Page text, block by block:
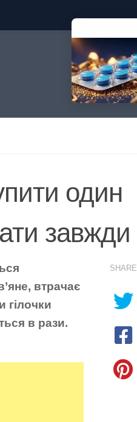
один
завжди
втрачає
гілочки
в рази.
SHARE